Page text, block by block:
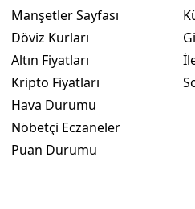
Manşetler Sayfası
Döviz Kurları
Altın Fiyatları
Kripto Fiyatları
Hava Durumu
Nöbetçi Eczaneler
Puan Durumu